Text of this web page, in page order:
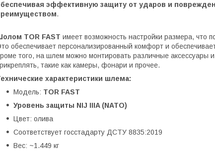
эффективную защиту от ударов и
.
TOR FAST имеет возможность настройки размера, что
обеспечивает персонализированный комфорт и
того, на шлем можно монтировать различные аксессуары
такие как камеры, фонари и прочее.
характеристики шлема:
Модель: TOR FAST
Уровень защиты NIJ IIIA (NATO)
Цвет: олива
Соответствует госстадарту ДСТУ 8835:2019
Вес: ~1.449 кг